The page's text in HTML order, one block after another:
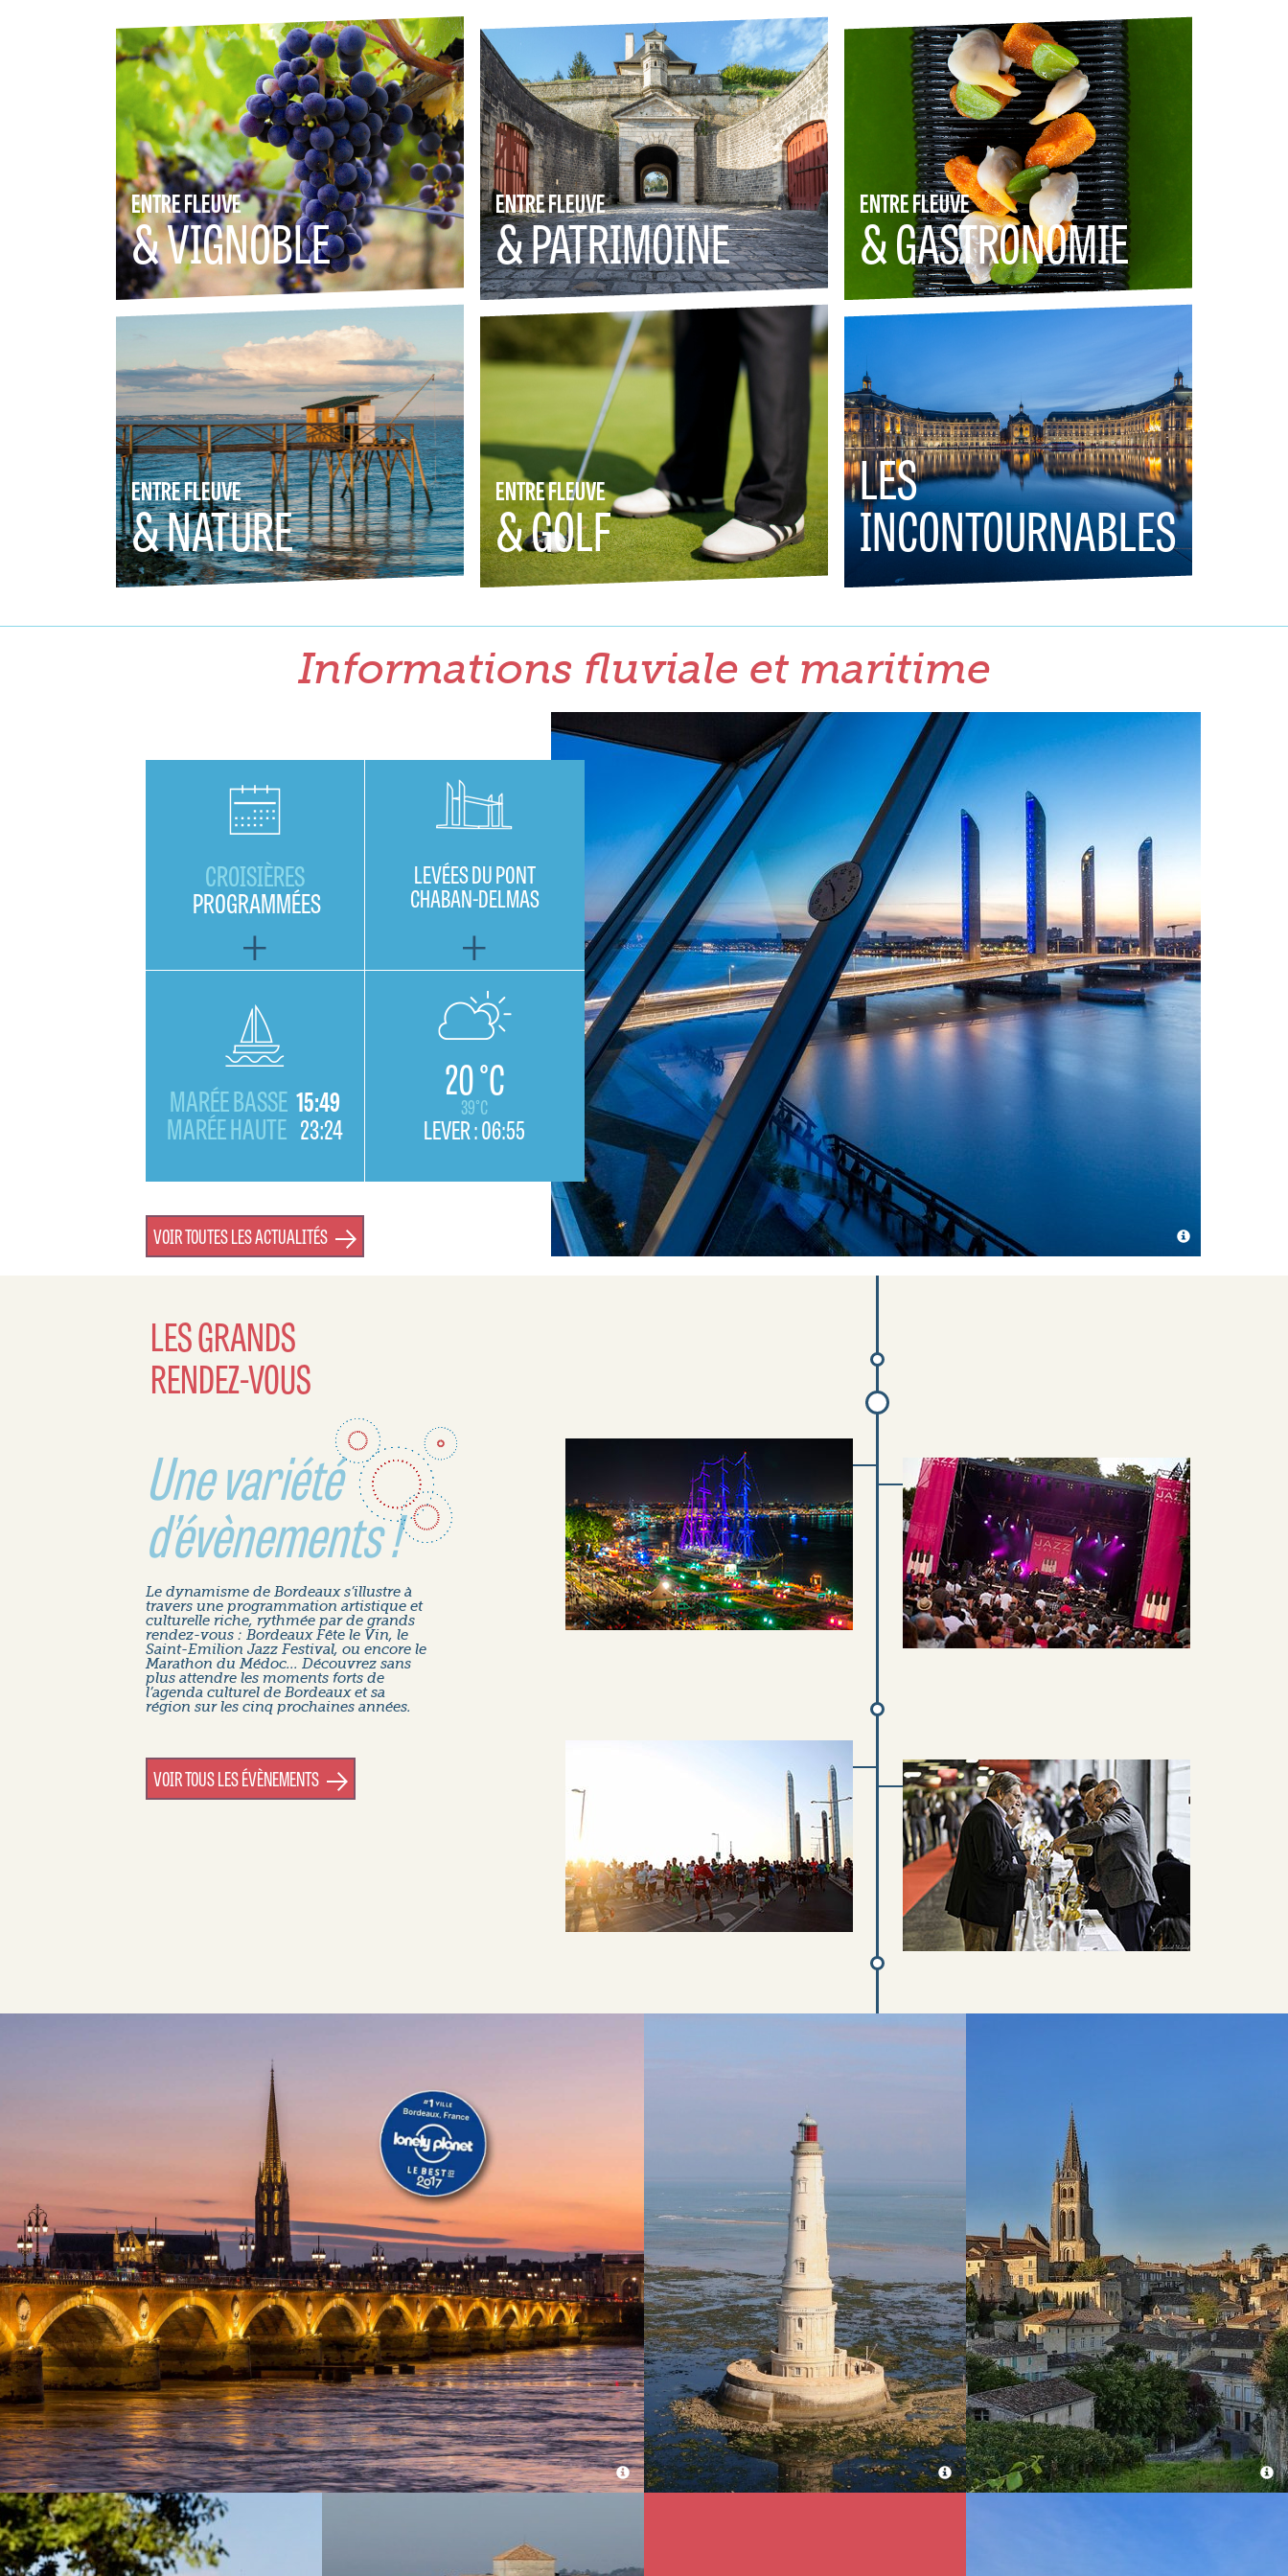
ENTRE FLEUVE
& VIGNOBLE
ENTRE FLEUVE
& PATRIMOINE
ENTRE FLEUVE
& GASTRONOMIE
ENTRE FLEUVE
& NATURE
ENTRE FLEUVE
& GOLF
LES
INCONTOURNABLES
Informations fluviale et maritime
CROISIÈRES
PROGRAMMÉES
LEVÉES DU PONT
CHABAN-DELMAS
MARÉE BASSE 15:49
MARÉE HAUTE 23:24
20 °C
39°C
LEVER :06:55
VOIR TOUTES LES ACTUALITÉS
LES GRANDS
RENDEZ-VOUS
Une variété
d’évènements !
Le dynamisme de Bordeaux s’illustre à
travers une programmation artistique et
culturelle riche, rythmée par de grands
rendez-vous : Bordeaux Fête le Vin, le
Saint-Emilion Jazz Festival, ou encore le
Marathon du Médoc... Découvrez sans
plus attendre les moments forts de
l’agenda culturel de Bordeaux et sa
région sur les cinq prochaines années.
VOIR TOUS LES ÉVÈNEMENTS